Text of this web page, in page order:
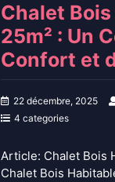
Chalet
25m² : Un
Confort et
22 décembre, 2025
4 categories
Article: Chalet Bois
Chalet Bois